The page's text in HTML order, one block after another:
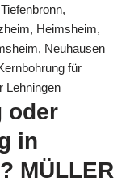
Heimsheim,
Neuhausen
für
Lehningen
oder
in
MÜLLER